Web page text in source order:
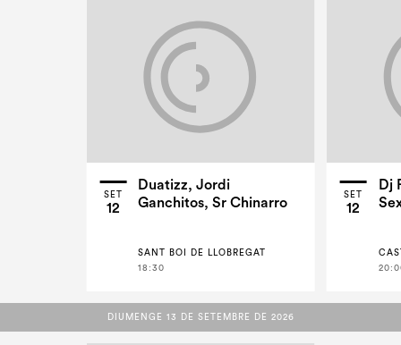
SET
12
Duatizz, Jordi
Ganchitos, Sr Chinarro
SANT BOI DE LLOBREGAT
18:30
SET
12
Dj
DIUMENGE 13 DE SETEMBRE DE 2026
DIUMENGE 13 DE SETEMBRE DE 2026